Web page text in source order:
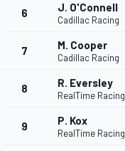
NASCAR CUP
6 J. O'Connell
Cadillac Racing
7 M. Cooper
Cadillac Racing
8 R. Eversley
RealTime Racing
9 P. Kox
RealTime Racing